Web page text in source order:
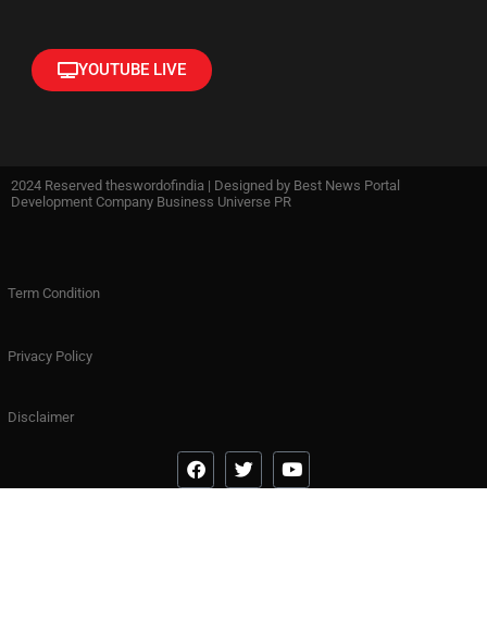
YOUTUBE LIVE
2024 Reserved theswordofindia | Designed by Best News Portal
Development Company Business Universe PR
Term Condition
Privacy Policy
Disclaimer